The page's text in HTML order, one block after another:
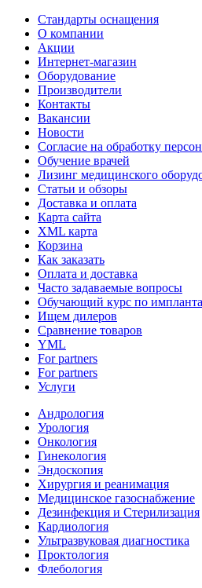
Стандарты оснащения
О компании
Акции
Интернет-магазин
Оборудование
Производители
Контакты
Вакансии
Новости
Согласие на обработку
Обучение врачей
Лизинг медицинского
Статьи и обзоры
Доставка и оплата
Карта сайта
XML карта
Корзина
Как заказать
Оплата и доставка
Часто задаваемые вопросы
Обучающий курс по
Ищем дилеров
Сравнение товаров
YML
For partners
For partners
Услуги
Андрология
Урология
Онкология
Гинекология
Эндоскопия
Хирургия и реанимация
Медицинское газоснабжение
Дезинфекция и Стерилизация
Кардиология
Ультразвуковая диагностика
Проктология
Флебология